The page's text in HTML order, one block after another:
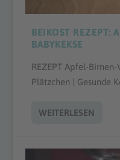
BEIKOST REZEPT:
BABYKEKSE
REZEPT Apfel-
Plätzchen | Gesunde
WEITERLESEN